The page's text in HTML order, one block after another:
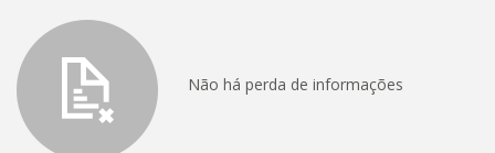
Não há perda de informações